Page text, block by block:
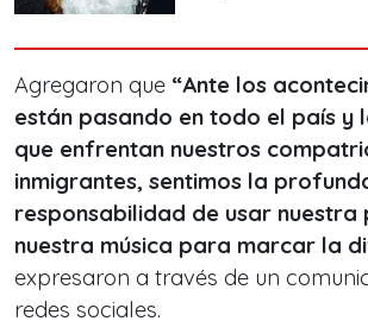
Agregaron que “Ante los
están pasando en todo el país y
que enfrentan nuestros
inmigrantes, sentimos la
responsabilidad de usar
nuestra música para marcar la
expresaron a través de un
redes sociales.